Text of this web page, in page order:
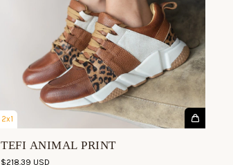
2x1
TEFI ANIMAL PRINT
$218.39 USD